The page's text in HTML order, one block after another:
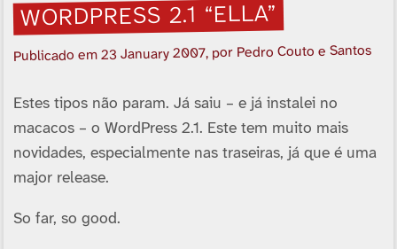
WORDPRESS 2.1 “ELLA”
Publicado em23 January 2007, por Pedro Couto e Santos
Estes tipos não param. Já saiu – e já instalei no
macacos – o WordPress 2.1. Este tem muito mais
novidades, especialmente nas traseiras, já que é uma
major release.
So far, so good.